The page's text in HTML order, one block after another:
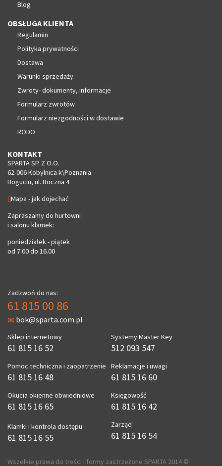
Blog
OBSŁUGA KLIENTA
Regulamin
Polityka prywatności
Dostawa
Warunki sprzedaży
Zwroty- dokumenty, informacje
Formularz zwrotów
Formularz niezgodności w dostawie
RODO
KONTAKT
SPARTA SP. Z O.O.
62-006 Kobylnica k\Poznania
Bogucin, ul. Boczna 4
Mapa - jak dojechać
Zapraszamy do hurtowni
i salonu klamek:
poniedziałek - piątek
od 7.00 do 16.00
Zadzwoń do nas:
61 815 00 86
bok@sparta.com.pl
Sklep internetowy
61 815 16 52
Pomoc techniczna i zaopatrzenie
61 815 16 48
Okucia okienne obwiedniowe
61 815 16 65
Klamki i kontrola dostępu
61 815 16 55
Systemy Master Key
512 093 547
Reklamacje i uwagi
61 815 16 60
Księgowość
61 815 16 42
Zarząd
61 815 16 54
Wszelkie prawa do treści i formy zastrzeżone SPARTA 2014 ©